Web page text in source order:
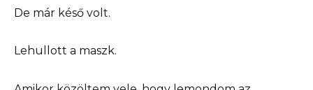
De már késő volt.
Lehullott a maszk.